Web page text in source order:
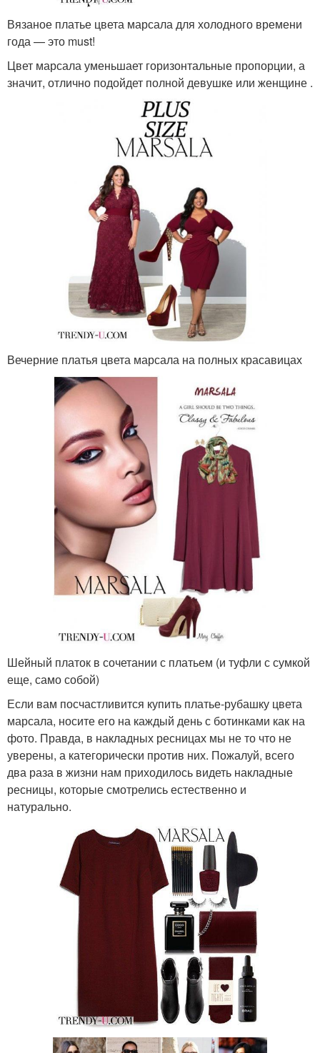
Вязаное платье цвета марсала для холодного времени
года — это must!
Цвет марсала уменьшает горизонтальные пропорции, а
значит, отлично подойдет полной девушке или женщине .
Вечерние платья цвета марсала на полных красавицах
Шейный платок в сочетании с платьем (и туфли с сумкой
еще, само собой)
Если вам посчастливится купить платье-рубашку цвета
марсала, носите его на каждый день с ботинками как на
фото. Правда, в накладных ресницах мы не то что не
уверены, а категорически против них. Пожалуй, всего
два раза в жизни нам приходилось видеть накладные
ресницы, которые смотрелись естественно и
натурально.